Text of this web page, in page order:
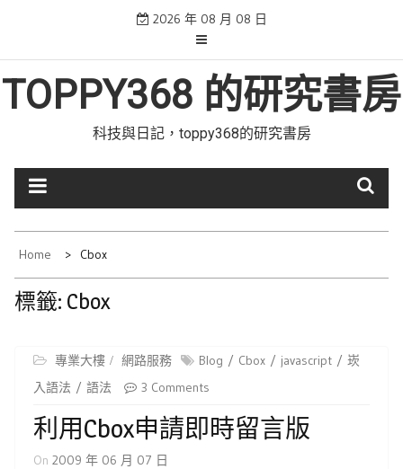
2026 年 08 月 08 日
TOPPY368 的研究書房
科技與日記，toppy368的研究書房
Home Cbox
標籤: Cbox
專業大樓 網路服務 Blog Cbox javascript
崁
入語法
語法 3 Comments
利用Cbox申請即時留言版
On 2009 年 06 月 07 日